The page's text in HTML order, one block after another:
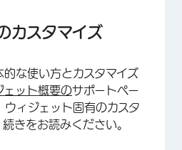
カスタマイズ
な使い方とカスタマイズ
ェット概要のサポートペー
ウィジェット固有のカスタ
きをお読みください。